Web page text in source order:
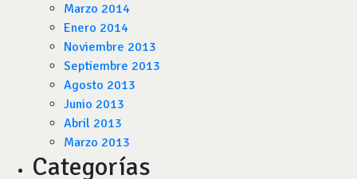
Marzo 2014
Enero 2014
Noviembre 2013
Septiembre 2013
Agosto 2013
Junio 2013
Abril 2013
Marzo 2013
Categorías